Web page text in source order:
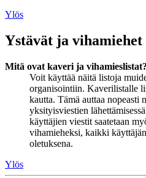
Ylös
Ystävät ja vihamiehet
Mitä ovat kaveri ja vihamieslistat?
Voit käyttää näitä listoja
organisointiin. Kaverilistalle
kautta. Tämä auttaa nopeasti
yksityisviestien
käyttäjien viestit saatetaan
vihamieheksi, kaikki
oletuksena.
Ylös